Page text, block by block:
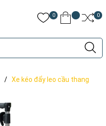
0 0
/ Xe kéo đẩy leo cầu thang